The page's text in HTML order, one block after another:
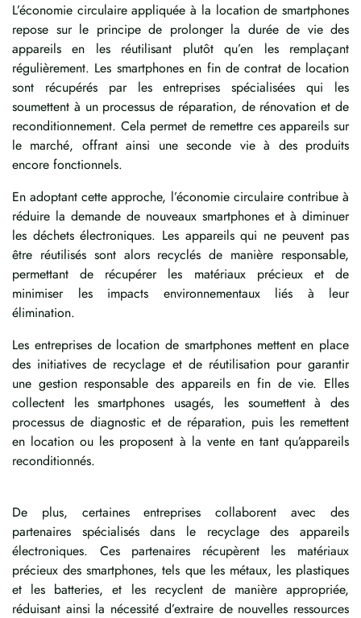
L’économie circulaire appliquée à la location de smartphones
repose sur le principe de prolonger la durée de vie des
appareils en les réutilisant plutôt qu’en les remplaçant
régulièrement. Les smartphones en fin de contrat de location
sont récupérés par les entreprises spécialisées qui les
soumettent à un processus de réparation, de rénovation et de
reconditionnement. Cela permet de remettre ces appareils sur
le marché, offrant ainsi une seconde vie à des produits
encore fonctionnels.
En adoptant cette approche, l’économie circulaire contribue à
réduire la demande de nouveaux smartphones et à diminuer
les déchets électroniques. Les appareils qui ne peuvent pas
être réutilisés sont alors recyclés de manière responsable,
permettant de récupérer les matériaux précieux et de
minimiser les impacts environnementaux liés à leur
élimination.
Les entreprises de location de smartphones mettent en place
des initiatives de recyclage et de réutilisation pour garantir
une gestion responsable des appareils en fin de vie. Elles
collectent les smartphones usagés, les soumettent à des
processus de diagnostic et de réparation, puis les remettent
en location ou les proposent à la vente en tant qu’appareils
reconditionnés.
De plus, certaines entreprises collaborent avec des
partenaires spécialisés dans le recyclage des appareils
électroniques. Ces partenaires récupèrent les matériaux
précieux des smartphones, tels que les métaux, les plastiques
et les batteries, et les recyclent de manière appropriée,
réduisant ainsi la nécessité d’extraire de nouvelles ressources